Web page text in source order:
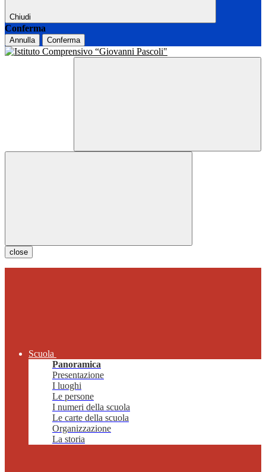
Chiudi
Conferma
Annulla Conferma
close
Scuola
Panoramica
Presentazione
I luoghi
Le persone
I numeri della scuola
Le carte della scuola
Organizzazione
La storia